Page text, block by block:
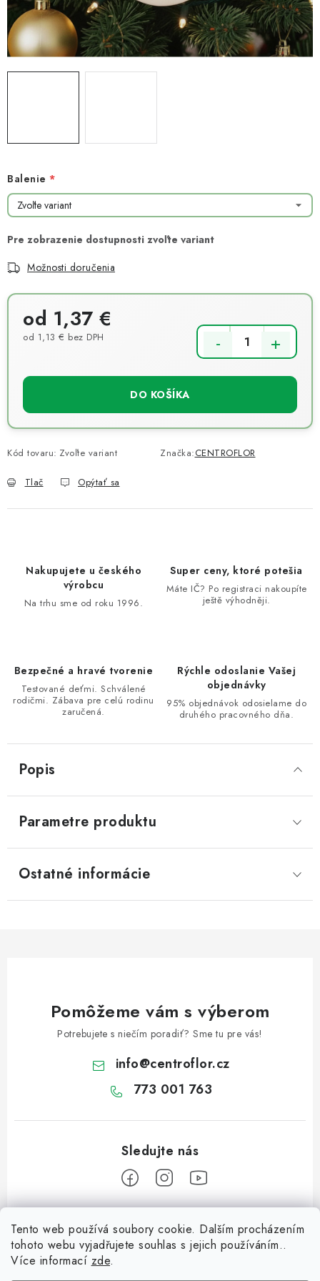
Tento web používá soubory cookie. Dalším procházením
tohoto webu vyjadřujete souhlas s jejich používáním..
Více informací zde.
TIPY NA TVORENIE
Ako získať lepšie ceny?
Moja objednávka
Balenie
Možnosti doručenia
od 1,37 €
od 1,13 € bez DPH
DO KOŠÍKA
Kód tovaru: Zvoľte variant Značka:CENTROFLOR
Tlač Opýtať sa
Nakupujete u českého
výrobcu
Na trhu sme od roku 1996.
Super ceny, ktoré potešia
Máte IČ? Po registraci nakoupíte
ještě výhodněji.
Bezpečné a hravé tvorenie
Testované deťmi. Schválené
rodičmi. Zábava pre celú rodinu
zaručená.
Rýchle odoslanie Vašej
objednávky
95% objednávok odosielame do
druhého pracovného dňa.
Popis
Parametre produktu
Ostatné informácie
Pomôžeme vám s výberom
Potrebujete s niečím poradiť? Sme tu pre vás!
info@centroflor.cz
773 001 763
Z
Informace pro vás